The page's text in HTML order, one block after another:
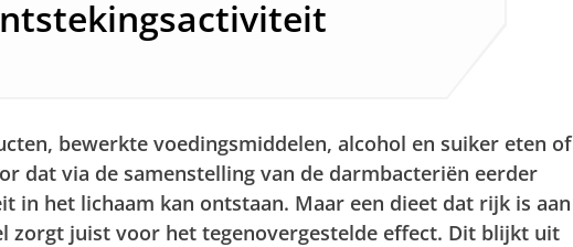
bewerkte voedingsmiddelen, alcohol en suiker eten of
dat via de samenstelling van de darmbacteriën eerder
in het lichaam kan ontstaan. Maar een dieet dat rijk is aan
zorgt juist voor het tegenovergestelde effect. Dit blijkt uit